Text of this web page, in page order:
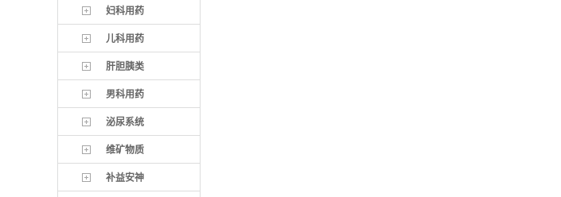
妇科用药
儿科用药
肝胆胰类
男科用药
泌尿系统
维矿物质
补益安神